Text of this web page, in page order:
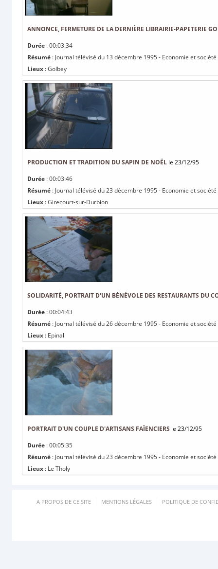
ANNONCE, FERMETURE DE LA DERNIÈRE LIBRAIRIE-PAPETERIE
Durée : 00:03:34
Résumé : Journal télévisé du 13 décembre 1995 - Economie et
Lieux : Golbey
PRODUCTION ET TRADITION DU SAPIN DE NOËL le 23/12/95
Durée : 00:03:46
Résumé : Journal télévisé du 23 décembre 1995 - Economie et
Lieux : Girecourt-sur-Durbion
SOLIDARITÉ, PORTRAIT D'UN BÉNÉVOLE DES RESTAURANTS DU
Durée : 00:04:43
Résumé : Journal télévisé du 26 décembre 1995 - Economie et
Lieux : Epinal
PORTRAIT D'UN COUPLE D'ARTISANS FAÏENCIERS le 23/12/95
Durée : 00:05:35
Résumé : Journal télévisé du 23 décembre 1995 - Economie et
Lieux : Le Tholy
A PROPOS DE CE SITE MENTIONS LÉGALES POLITIQUE DE